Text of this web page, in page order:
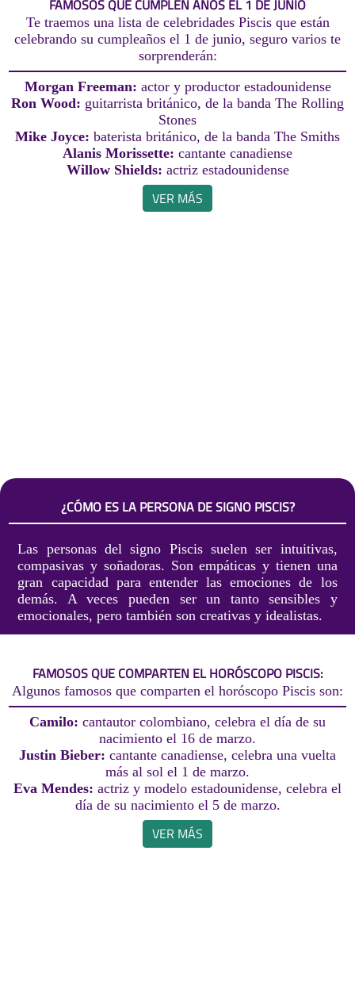
FAMOSOS QUE CUMPLEN AÑOS EL 1 DE JUNIO
Te traemos una lista de celebridades Piscis que están
celebrando su cumpleaños el 1 de junio, seguro varios te
sorprenderán:
Morgan Freeman: actor y productor estadounidense
Ron Wood: guitarrista británico, de la banda The Rolling
Stones
Mike Joyce: baterista británico, de la banda The Smiths
Alanis Morissette: cantante canadiense
Willow Shields: actriz estadounidense
VER MÁS
¿CÓMO ES LA PERSONA DE SIGNO PISCIS?
Las personas del signo Piscis suelen ser intuitivas,
compasivas y soñadoras. Son empáticas y tienen una
gran capacidad para entender las emociones de los
demás. A veces pueden ser un tanto sensibles y
emocionales, pero también son creativas y idealistas.
FAMOSOS QUE COMPARTEN EL HORÓSCOPO PISCIS:
Algunos famosos que comparten el horóscopo Piscis son:
Camilo: cantautor colombiano, celebra el día de su
nacimiento el 16 de marzo.
Justin Bieber: cantante canadiense, celebra una vuelta
más al sol el 1 de marzo.
Eva Mendes: actriz y modelo estadounidense, celebra el
día de su nacimiento el 5 de marzo.
VER MÁS